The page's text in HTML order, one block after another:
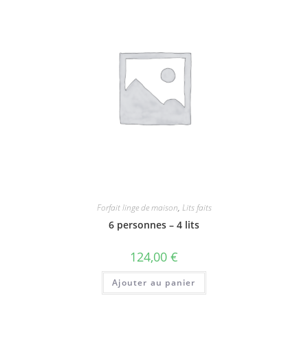
Forfait linge de maison, Lits faits
6 personnes – 4 lits
124,00 €
Ajouter au panier